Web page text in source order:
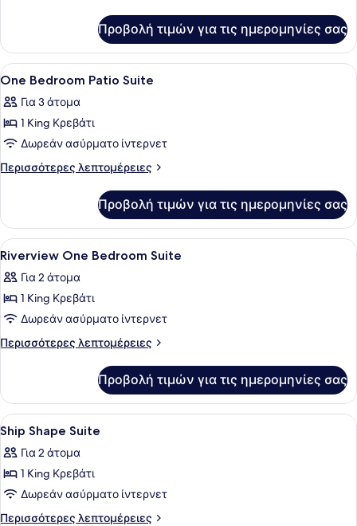
Suite
Century
Cabin
Suite
Προβολή τιμών για τις ημερομηνίες σας
Προβολή
όλων
των
φωτογραφιών
για
One
Suite
Ένας εξωτερικός χώρος με
5
One Bedroom Patio Suite
Για 3 άτομα
1 King Κρεβάτι
Δωρεάν ασύρματο ίντερνετ
Περισσότερες λεπτομέρειες
Περισσότερες
Bedroom
Patio
Suite
Προβολή τιμών για τις ημερομηνίες σας
Προβολή
όλων
των
φωτογραφιών
για
Riverview
Suite
Ένα σύγχρονο σαλόνι με έναν
11
Riverview One Bedroom Suite
Για 2 άτομα
1 King Κρεβάτι
Δωρεάν ασύρματο ίντερνετ
Περισσότερες λεπτομέρειες
Περισσότερες
One
Bedroom
Suite
Προβολή τιμών για τις ημερομηνίες σας
Προβολή
όλων
των
φωτογραφιών
για
Ship
Ένα σύγχρονο δωμάτιο
6
Ship Shape Suite
Για 2 άτομα
1 King Κρεβάτι
Δωρεάν ασύρματο ίντερνετ
Περισσότερες λεπτομέρειες
Περισσότερες